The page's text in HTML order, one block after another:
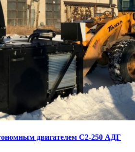
двигателем С2-250 АДГ